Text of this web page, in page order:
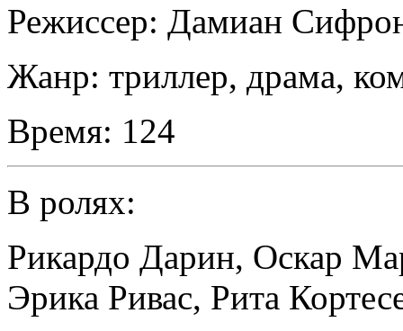
Режиссер: Дамиан
Жанр: триллер, драма,
Время: 124
В ролях:
Рикардо Дарин, Оскар
Эрика Ривас, Рита